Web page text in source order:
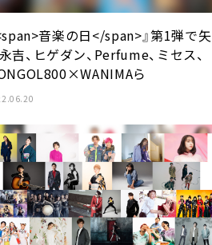
音楽の日</span>』第1弾で矢
吉、ヒゲダン、Perfume、ミセス、
ら